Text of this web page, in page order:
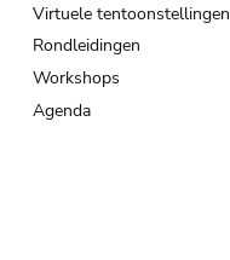
Virtuele tentoonstellingen
Rondleidingen
Workshops
Agenda